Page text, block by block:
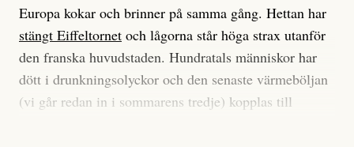
Europa kokar och brinner på samma gång. Hettan har
stängt Eiffeltornet och lågorna står höga strax utanför
den franska huvudstaden. Hundratals människor har
dött i drunkningsolyckor och den senaste värmeböljan
(vi går redan in i sommarens tredje) kopplas till